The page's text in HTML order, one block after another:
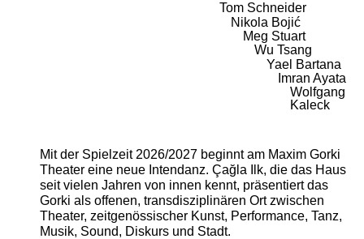
Tom Schneider
Nikola Bojić
Meg Stuart
Wu Tsang
Yael Bartana
Imran Ayata
Wolfgang
Kaleck
Mit der Spielzeit 2026/2027 beginnt am Maxim Gorki
Theater eine neue Intendanz. Çağla Ilk, die das Haus
seit vielen Jahren von innen kennt, präsentiert das
Gorki als offenen, transdisziplinären Ort zwischen
Theater, zeitgenössischer Kunst, Performance, Tanz,
Musik, Sound, Diskurs und Stadt.